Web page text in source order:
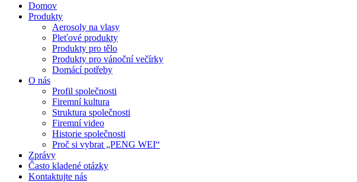
Domov
Produkty
Aerosoly na vlasy
Pleťové produkty
Produkty pro tělo
Produkty pro vánoční večírky
Domácí potřeby
O nás
Profil společnosti
Firemní kultura
Struktura společnosti
Firemní video
Historie společnosti
Proč si vybrat „PENG WEI“
Zprávy
Často kladené otázky
Kontaktujte nás